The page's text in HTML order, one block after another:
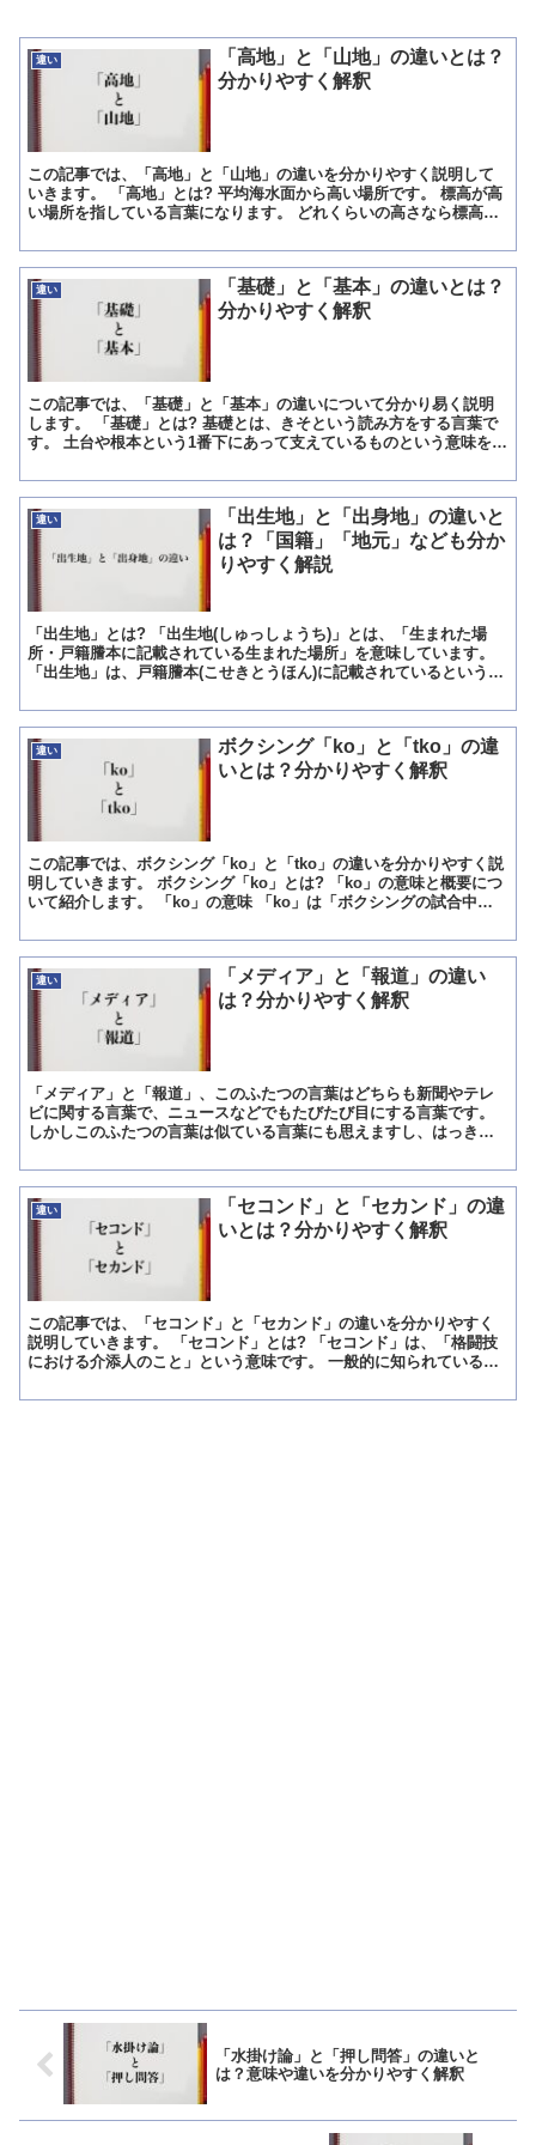
違い
「高地」と「山地」の違いとは？
分かりやすく解釈
この記事では、「高地」と「山地」の違いを分かりやすく説明して
いきます。 「高地」とは? 平均海水面から高い場所です。 標高が高
い場所を指している言葉になります。 どれくらいの高さなら標高が
違い
「基礎」と「基本」の違いとは？
分かりやすく解釈
この記事では、「基礎」と「基本」の違いについて分かり易く説明
します。 「基礎」とは? 基礎とは、きそという読み方をする言葉で
す。 土台や根本という1番下にあって支えているものという意味を持
違い
「出生地」と「出身地」の違いと
は？「国籍」「地元」なども分か
りやすく解説
「出生地」とは? 「出生地(しゅっしょうち)」とは、「生まれた場
所・戸籍謄本に記載されている生まれた場所」を意味しています。
「出生地」は、戸籍謄本(こせきとうほん)に記載されているという意
違い
ボクシング「ko」と「tko」の違
いとは？分かりやすく解釈
この記事では、ボクシング「ko」と「tko」の違いを分かりやすく説
明していきます。 ボクシング「ko」とは? 「ko」の意味と概要につ
いて紹介します。 「ko」の意味 「ko」は「ボクシングの試合中に
違い
「メディア」と「報道」の違い
は？分かりやすく解釈
「メディア」と「報道」、このふたつの言葉はどちらも新聞やテレ
ビに関する言葉で、ニュースなどでもたびたび目にする言葉です。
しかしこのふたつの言葉は似ている言葉にも思えますし、はっきり
違い
「セコンド」と「セカンド」の違
いとは？分かりやすく解釈
この記事では、「セコンド」と「セカンド」の違いを分かりやすく
説明していきます。 「セコンド」とは? 「セコンド」は、「格闘技
における介添人のこと」という意味です。 一般的に知られているの
「水掛け論」と「押し問答」の違いと
は？意味や違いを分かりやすく解釈